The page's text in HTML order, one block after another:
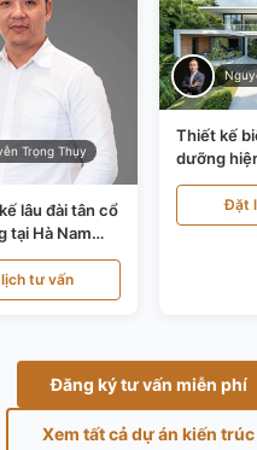
Trọng Thụy
lâu đài tân cổ
tại Hà Nam
tư vấn
Thiết kế
dưỡng
700m² tại
KT24616
Đặt
Đăng ký tư vấn miễn phí
Xem tất cả dự án kiến trúc